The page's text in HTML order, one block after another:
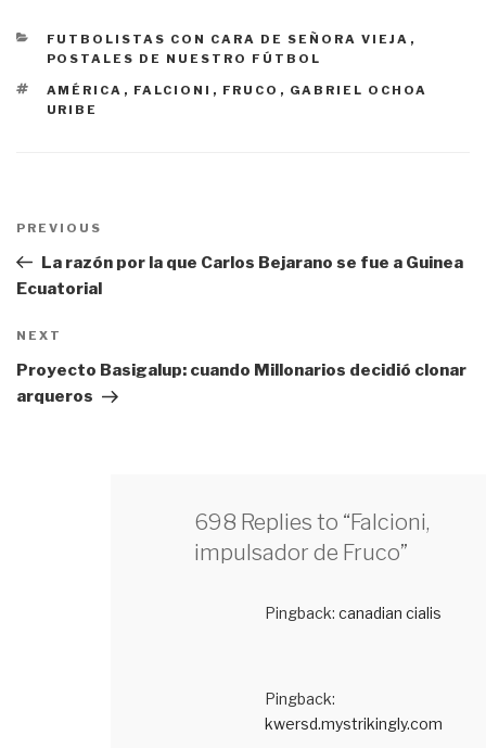
CATEGORÍAS
FUTBOLISTAS CON CARA DE SEÑORA VIEJA ,
POSTALES DE NUESTRO FÚTBOL
ETIQUETAS
AMÉRICA , FALCIONI , FRUCO , GABRIEL OCHOA
URIBE
entradas
Previous
Post
PREVIOUS
La razón por la que Carlos Bejarano se fue a Guinea
Ecuatorial
Next
Post
NEXT
Proyecto Basigalup: cuando Millonarios decidió clonar
arqueros
698 Replies to “Falcioni,
impulsador de Fruco”
Pingback: canadian cialis
Pingback:
kwersd.mystrikingly.com